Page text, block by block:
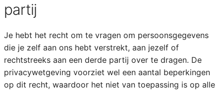
partij
Je hebt het recht om te vragen om persoonsgegevens
die je zelf aan ons hebt verstrekt, aan jezelf of
rechtstreeks aan een derde partij over te dragen. De
privacywetgeving voorziet wel een aantal beperkingen
op dit recht, waardoor het niet van toepassing is op alle